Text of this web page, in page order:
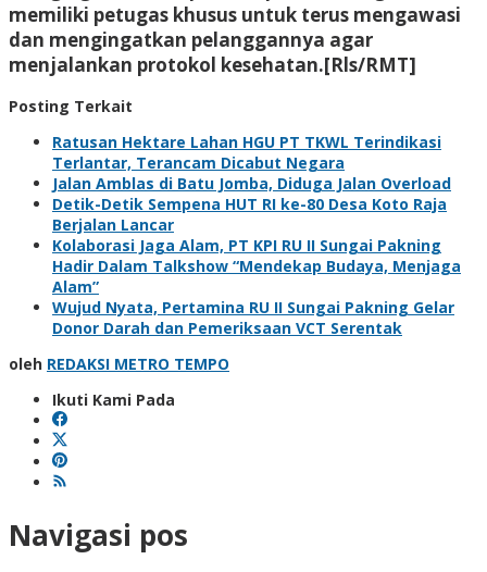
memiliki petugas khusus untuk terus mengawasi
dan mengingatkan pelanggannya agar
menjalankan protokol kesehatan.[Rls/RMT]
Posting Terkait
Ratusan Hektare Lahan HGU PT TKWL Terindikasi
Terlantar, Terancam Dicabut Negara
Jalan Amblas di Batu Jomba, Diduga Jalan Overload
Detik-Detik Sempena HUT RI ke-80 Desa Koto Raja
Berjalan Lancar
Kolaborasi Jaga Alam, PT KPI RU II Sungai Pakning
Hadir Dalam Talkshow “Mendekap Budaya, Menjaga
Alam”
Wujud Nyata, Pertamina RU II Sungai Pakning Gelar
Donor Darah dan Pemeriksaan VCT Serentak
oleh REDAKSI METRO TEMPO
Ikuti Kami Pada
Navigasi pos